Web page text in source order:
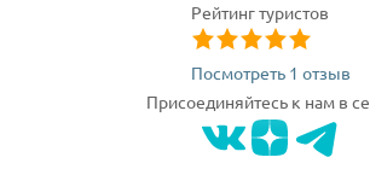
Рейтинг туристов
Посмотреть 1 отзыв
Присоединяйтесь к нам в